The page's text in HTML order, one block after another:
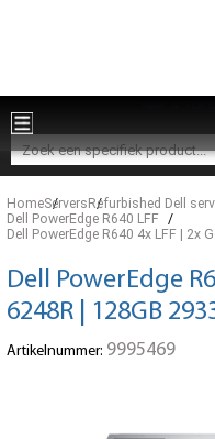
HomeServersRefurbished Dell
Dell PowerEdge R640 LFF
Dell PowerEdge R640 4x LFF | 2x
Dell PowerEdge
6248R | 128GB
Artikelnummer: 9995469